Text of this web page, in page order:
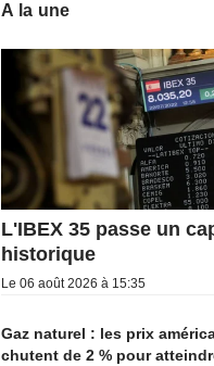
A la une
L'IBEX 35 passe un
historique
Le 06 août 2026 à 15:35
Gaz naturel : les prix
chutent de 2 % pour